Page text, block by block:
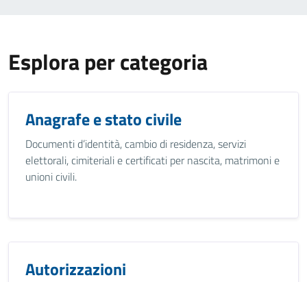
Esplora per categoria
Anagrafe e stato civile
Documenti d’identità, cambio di residenza, servizi
elettorali, cimiteriali e certificati per nascita, matrimoni e
unioni civili.
Autorizzazioni